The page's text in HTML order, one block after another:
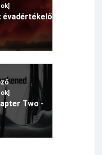
évadértékelő
Two -